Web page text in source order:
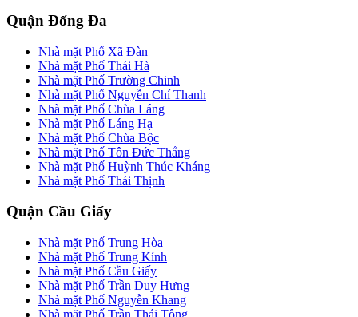
Quận Đống Đa
Nhà mặt Phố Xã Đàn
Nhà mặt Phố Thái Hà
Nhà mặt Phố Trường Chinh
Nhà mặt Phố Nguyễn Chí Thanh
Nhà mặt Phố Chùa Láng
Nhà mặt Phố Láng Hạ
Nhà mặt Phố Chùa Bộc
Nhà mặt Phố Tôn Đức Thắng
Nhà mặt Phố Huỳnh Thúc Kháng
Nhà mặt Phố Thái Thịnh
Quận Cầu Giấy
Nhà mặt Phố Trung Hòa
Nhà mặt Phố Trung Kính
Nhà mặt Phố Cầu Giấy
Nhà mặt Phố Trần Duy Hưng
Nhà mặt Phố Nguyễn Khang
Nhà mặt Phố Trần Thái Tông